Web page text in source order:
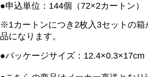
●申込単位：144個（72×2カートン）
※1カートンにつき2枚入3セットの箱
品になります。
●パッケージサイズ：12.4×0.3×17cm